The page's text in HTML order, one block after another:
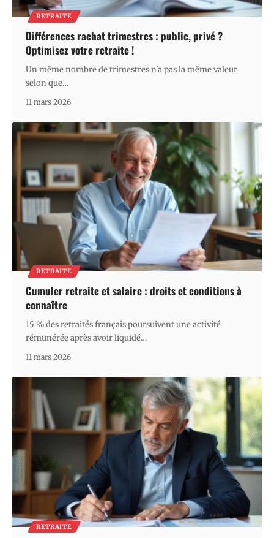
RETRAITE
Différences rachat trimestres : public, privé ?
Optimisez votre retraite !
Un même nombre de trimestres n'a pas la même valeur
selon que…
11 mars 2026
RETRAITE
Cumuler retraite et salaire : droits et conditions à
connaître
15 % des retraités français poursuivent une activité
rémunérée après avoir liquidé…
11 mars 2026
RETRAITE